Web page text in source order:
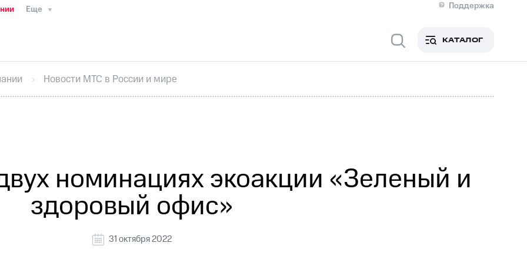
Еще
Поддержка
Медиа-центр
ИнтервьюФинансовая отчетностьКонтактыНовости в регионе
секретарьРаскрытие информации
кабинет акционераАкционерный капиталКонтроль и аудитРынок акций
КАТАЛОГ
Новости МТС в России и мире
номинациях экоакции «Зеленый и
здоровый офис»
31 октября 2022